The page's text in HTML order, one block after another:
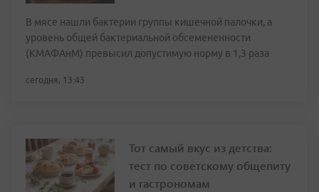
В мясе нашли бактерии группы кишечной палочки, а
уровень общей бактериальной обсемененности
(КМАФАнМ) превысил допустимую норму в 1,3 раза
сегодня, 13:43
Тот самый вкус из детства:
тест по советскому общепиту
и гастрономам